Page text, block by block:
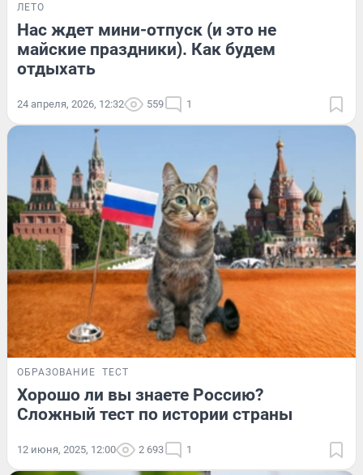
ЛЕТО
Нас ждет мини-отпуск (и это не
майские праздники). Как будем
отдыхать
24 апреля, 2026, 12:32 559 1
ОБРАЗОВАНИЕ ТЕСТ
Хорошо ли вы знаете Россию?
Сложный тест по истории страны
12 июня, 2025, 12:00 2 693 1